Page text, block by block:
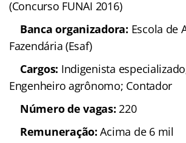
(Concurso FUNAI 2016)
Banca organizadora: Escola de
Fazendária (Esaf)
Cargos: Indigenista
Engenheiro agrônomo; Contador
Número de vagas: 220
Remuneração: Acima de 6 mil